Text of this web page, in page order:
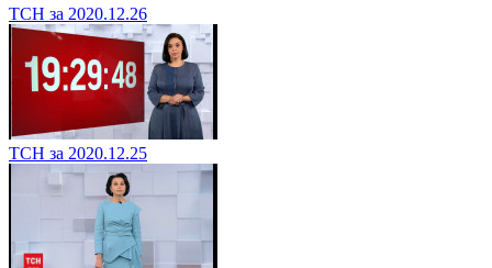
ТСН за 2020.12.26
ТСН за 2020.12.25